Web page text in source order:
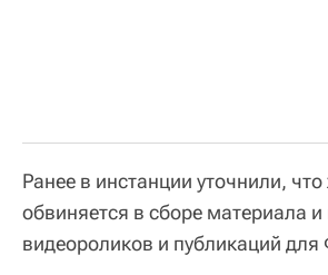
Ранее в инстанции уточнили,
обвиняется в сборе материала и
видеороликов и публикаций